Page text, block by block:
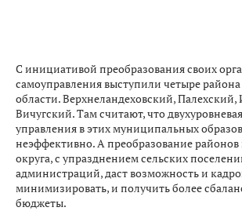
С инициативой преобразования своих
самоуправления выступили четыре
области. Верхнеландеховский, Палехский,
Вичугский. Там считают, что
управления в этих муниципальных
неэффективно. А преобразование
округа, с упразднением сельских
администраций, даст возможность и
минимизировать, и получить более
бюджеты.